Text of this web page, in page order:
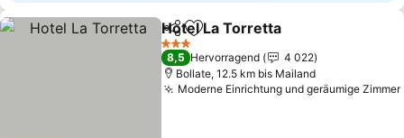
TeilenZu Favoriten hinzufügen
Hotel La Torretta
3 Sterne
8,5 Hervorragend
4 022
Bollate, 12.5 km bis Mailand
Moderne Einrichtung und geräumige Zimmer